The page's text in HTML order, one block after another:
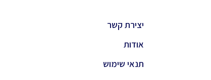
יצירת קשר
אודות
תנאי שימוש